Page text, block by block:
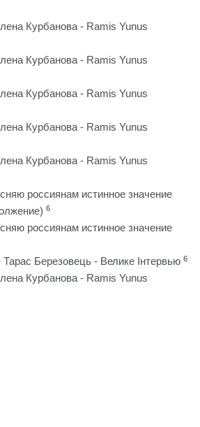
Курбанова - Ramis Yunus
Курбанова - Ramis Yunus
Курбанова - Ramis Yunus
Курбанова - Ramis Yunus
Курбанова - Ramis Yunus
россиянам истинное значение
6
россиянам истинное значение
Березовець - Велике Інтервью 6
Курбанова - Ramis Yunus